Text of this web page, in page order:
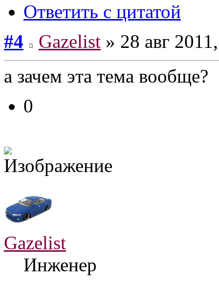
Ответить с цитатой
#4
Gazelist » 28 авг
а зачем эта тема вообще?
0
Gazelist
Инженер